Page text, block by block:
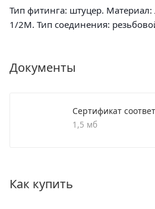
Тип фитинга: штуцер.
1/2М. Тип соединения:
Документы
Сертификат
1,5 мб
Как купить